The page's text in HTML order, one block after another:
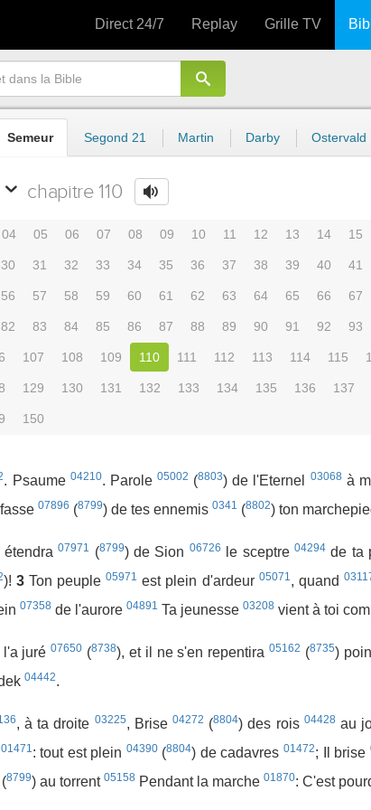
Direct 24/7 Replay Grille TV
Semeur Segond 21 Martin Darby Ostervald
chapitre 110
04 05 06 07 08 09 10 11 12 13 14 15
30 31 32 33 34 35 36 37 38 39 40 41
56 57 58 59 60 61 62 63 64 65 66 67
82 83 84 85 86 87 88 89 90 91 92 93
107 108 109 110 111 112 113 114 115
129 130 131 132 133 134 135 136 137
150
. Psaume 04210. Parole 05002 (8803) de l'Eternel 03068à
07896 (8799) de tes ennemis 0341 (8802) ton
étendra07971 (8799) de Sion 06726 le sceptre 04294de ta
)! 3 Ton peuple05971 est plein d'ardeur 05071, quand
07358 de l'aurore 04891 Ta jeunesse 03208 vient à toi
juré07650 (8738), et il ne s'en repentira05162 (8735)
04442.
, à ta droite 03225, Brise04272 (8804) des rois 04428au
01471: tout est plein 04390(8804) de cadavres 01472; Il brise
(8799) au torrent 05158 Pendant la marche 01870: C'est